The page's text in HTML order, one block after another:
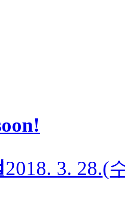
2018. 3. 28.(